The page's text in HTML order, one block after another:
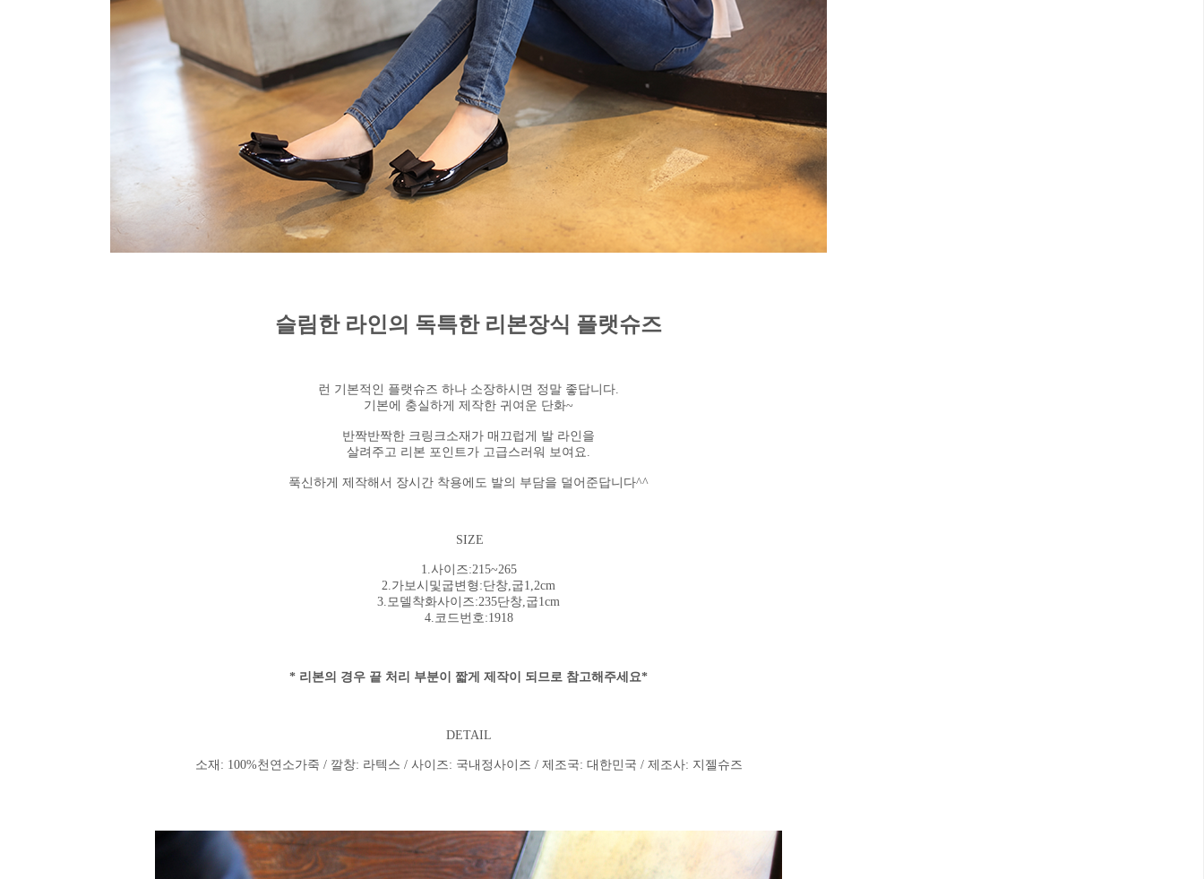
슬림한 라인의 독특한 리본장식 플랫슈즈
런 기본적인 플랫슈즈 하나 소장하시면 정말 좋답니다.
기본에 충실하게 제작한 귀여운 단화~
반짝반짝한 크링크소재가 매끄럽게 발 라인을
살려주고 리본 포인트가 고급스러워 보여요.
푹신하게 제작해서 장시간 착용에도 발의 부담을 덜어준답니다^^
SIZE
1.사이즈:215~265
2.가보시및굽변형:단창,굽1,2cm
3.모델착화사이즈:235단창,굽1cm
4.코드번호:1918
* 리본의 경우 끝 처리 부분이 짧게 제작이 되므로 참고해주세요*
DETAIL
소재: 100%천연소가죽 / 깔창: 라텍스 / 사이즈: 국내정사이즈 / 제조국: 대한민국 / 제조사: 지젤슈즈